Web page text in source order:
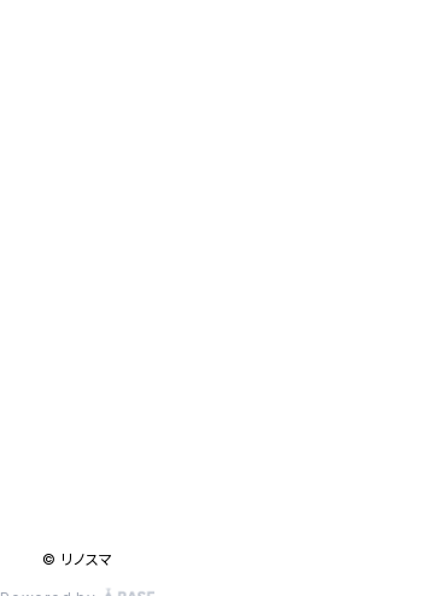
© リノスマ